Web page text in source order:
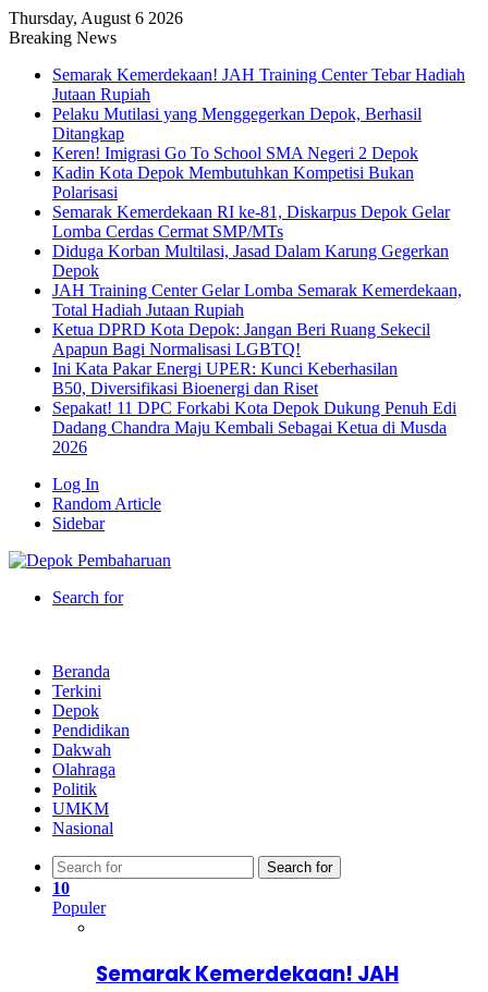
Thursday, August 6 2026
Breaking News
Semarak Kemerdekaan! JAH Training Center Tebar Hadiah
Jutaan Rupiah
Pelaku Mutilasi yang Menggegerkan Depok, Berhasil
Ditangkap
Keren! Imigrasi Go To School SMA Negeri 2 Depok
Kadin Kota Depok Membutuhkan Kompetisi Bukan
Polarisasi
Semarak Kemerdekaan RI ke-81, Diskarpus Depok Gelar
Lomba Cerdas Cermat SMP/MTs
Diduga Korban Multilasi, Jasad Dalam Karung Gegerkan
Depok
JAH Training Center Gelar Lomba Semarak Kemerdekaan,
Total Hadiah Jutaan Rupiah
Ketua DPRD Kota Depok: Jangan Beri Ruang Sekecil
Apapun Bagi Normalisasi LGBTQ!
Ini Kata Pakar Energi UPER: Kunci Keberhasilan
B50, Diversifikasi Bioenergi dan Riset
Sepakat! 11 DPC Forkabi Kota Depok Dukung Penuh Edi
Dadang Chandra Maju Kembali Sebagai Ketua di Musda
2026
Log In
Random Article
Sidebar
Search for
Beranda
Terkini
Depok
Pendidikan
Dakwah
Olahraga
Politik
UMKM
Nasional
Search for
10
Populer
Semarak Kemerdekaan! JAH